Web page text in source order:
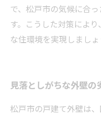
で、松戸市の気候に合
す。こうした対策によ
な住環境を実現しましょ
見落としがちな外壁
松戸市の戸建て外壁は